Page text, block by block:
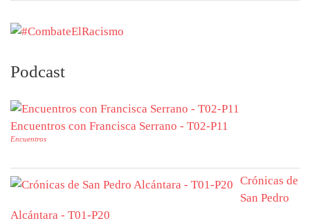
Podcast
Encuentros con Francisca Serrano - T02-P11
Encuentros
Crónicas de
San Pedro
Alcántara - T01-P20